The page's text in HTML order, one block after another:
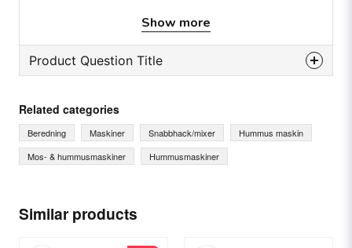
Similar products
blanda och homogenisera alla typer av organiskt material
med lätthet.
Variabel hastighet mellan 600 - 3500 varv per
minut
Ingår i Hummusmaster®-serien är den bra för att
Kraftig induktionsmotor med inverter för kraft och
Show more
Product Question Title
Ask us something about this product...
Related categories
Beredning Maskiner Snabbhack/mixer
Hummus maskin
Mos- & hummusmaskiner
Hummusmaskiner